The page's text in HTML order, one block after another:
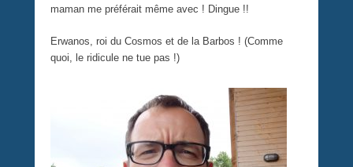
maman me préférait même avec ! Dingue !!
Erwanos, roi du Cosmos et de la Barbos ! (Comme
quoi, le ridicule ne tue pas !)